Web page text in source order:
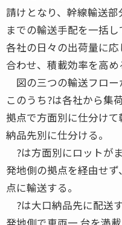
請けとなり、幹線輸送
までの輸送手配を一括し
各社の日々の出荷量に
合わせ、積載効率を高め
図の三つの輸送フロー
このうち?は各社から集
拠点で方面別に仕分け
納品先別に仕分ける。
?は方面別にロットが
発地側の拠点を経由せ
点に輸送する。
?は大口納品先に配送す